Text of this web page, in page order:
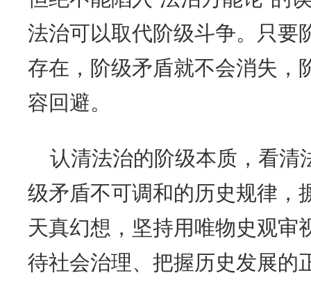
法治可以取代阶级斗争。只要
存在，阶级矛盾就不会消失，
容回避。
认清法治的阶级本质，看清
级矛盾不可调和的历史规律，
天真幻想，坚持用唯物史观审
待社会治理、把握历史发展的